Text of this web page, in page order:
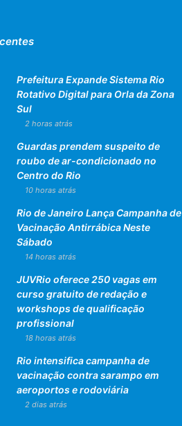
Prefeitura Expande Sistema Rio
Rotativo Digital para Orla da Zona
Sul
2 horas atrás
Guardas prendem suspeito de
roubo de ar-condicionado no
Centro do Rio
10 horas atrás
Rio de Janeiro Lança Campanha de
Vacinação Antirrábica Neste
Sábado
14 horas atrás
JUVRio oferece 250 vagas em
curso gratuito de redação e
workshops de qualificação
profissional
18 horas atrás
Rio intensifica campanha de
vacinação contra sarampo em
aeroportos e rodoviária
2 dias atrás